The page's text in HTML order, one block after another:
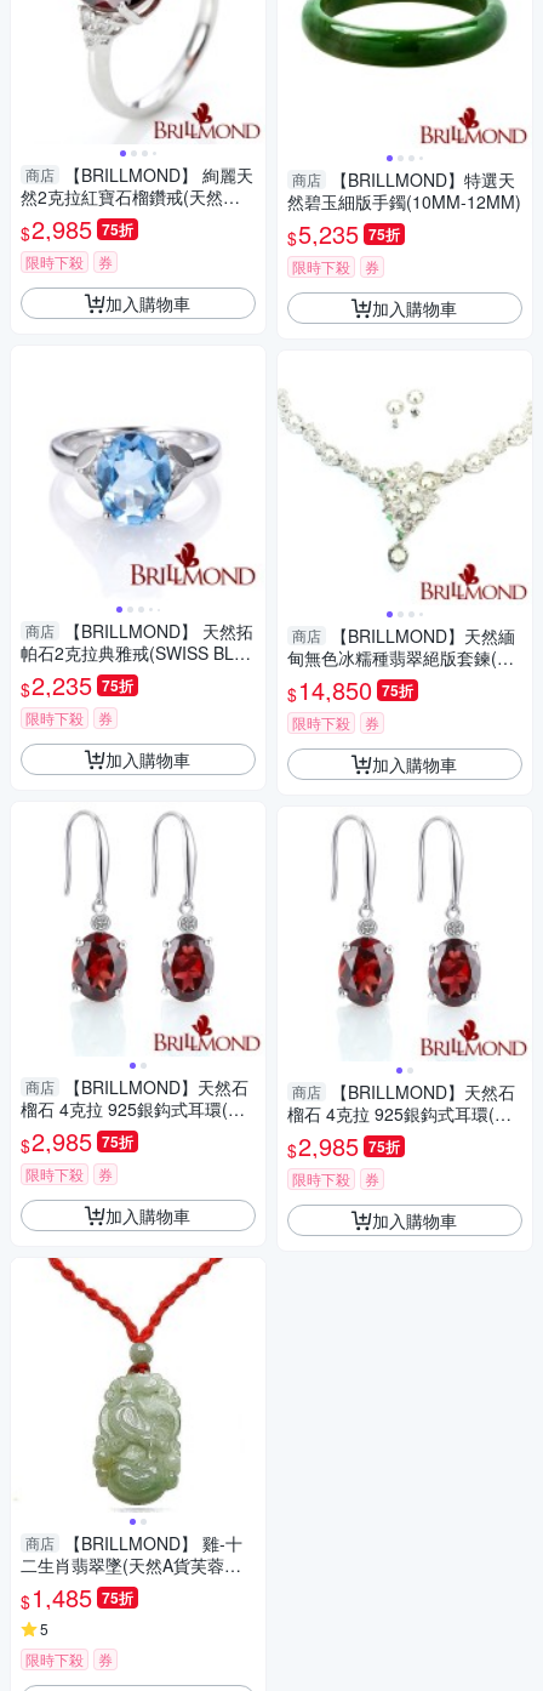
商店
【BRILLMOND】 絢麗天
然2克拉紅寶石榴鑽戒(天然寶
石)
$2,985 75折
限時下殺 券
加入購物車
商店
【BRILLMOND】 天然拓
帕石2克拉典雅戒(SWISS BLU
E 2克拉)
$2,235 75折
限時下殺 券
加入購物車
商店
【BRILLMOND】天然石
榴石 4克拉 925銀鈎式耳環(總
重4克拉石榴石 925銀台)
$2,985 75折
限時下殺 券
加入購物車
商店
【BRILLMOND】 雞-十
二生肖翡翠墜(天然A貨芙蓉種
翡翠)
$1,485 75折
5
限時下殺
券
商店
【BRILLMOND】特選天
然碧玉細版手鐲(10MM-12MM)
$5,235 75折
限時下殺 券
加入購物車
商店
【BRILLMOND】天然緬
甸無色冰糯種翡翠絕版套鍊(二
件組)
$14,850 75折
限時下殺 券
加入購物車
商店
【BRILLMOND】天然石
榴石 4克拉 925銀鈎式耳環(總
重4克拉石榴石 925銀台)
$2,985 75折
限時下殺 券
加入購物車